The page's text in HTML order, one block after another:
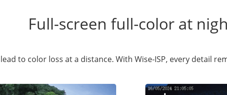
Full-screen full-color at
to color loss at a distance. With Wise-ISP, every detail